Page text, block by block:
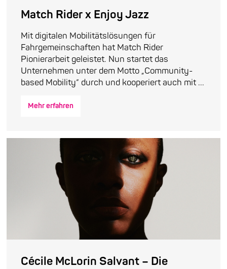
Match Rider x Enjoy Jazz
Mit digitalen Mobilitätslösungen für
Fahrgemeinschaften hat Match Rider
Pionierarbeit geleistet. Nun startet das
Unternehmen unter dem Motto „Community-
based Mobility“ durch und kooperiert auch mit ...
Mehr erfahren
Cécile McLorin Salvant – Die